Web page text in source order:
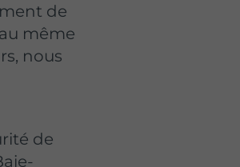
de
même
nous
de